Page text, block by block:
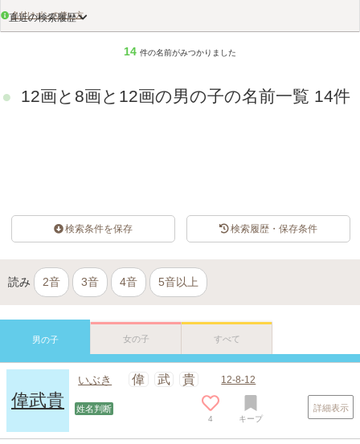
名付けポンの使い方
直近の検索履歴
14 件の名前がみつかりました
12画と8画と12画の男の子の名前一覧 14件
検索条件を保存 検索履歴・保存条件
読み 2音 3音 4音 5音以上
男の子 女の子 すべて
偉武貴
いぶき 偉 武 貴 12-8-12
姓名判断
4 キープ
詳細表示